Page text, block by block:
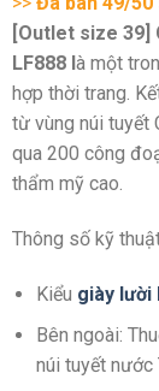
[Outlet size 39]
LF888 là một
hợp thời trang.
từ vùng núi tuyết
qua 200 công
thẩm mỹ cao.
Thông số kỹ
Kiểu giày lười
Bên ngoài:
núi tuyết nước